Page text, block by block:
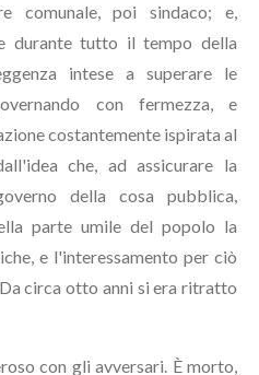
comunale, poi sindaco; e,
durante tutto il tempo della
intese a superare le
con fermezza, e
costantemente ispirata al
che, ad assicurare la
della cosa pubblica,
parte umile del popolo la
e l'interessamento per ciò
circa otto anni si era ritratto
con gli avversari. È morto,